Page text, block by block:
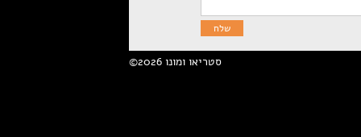
©2026 סטריאו ומונו